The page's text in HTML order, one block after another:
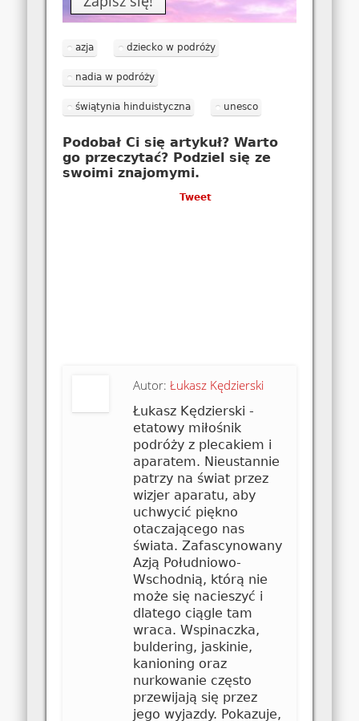
azja dziecko w podróży
nadia w podróży
świątynia hinduistyczna unesco
Podobał Ci się artykuł? Warto
go przeczytać? Podziel się ze
swoimi znajomymi.
Tweet
Autor:Łukasz Kędzierski
Łukasz Kędzierski -
etatowy miłośnik
podróży z plecakiem i
aparatem. Nieustannie
patrzy na świat przez
wizjer aparatu, aby
uchwycić piękno
otaczającego nas
świata. Zafascynowany
Azją Południowo-
Wschodnią, którą nie
może się nacieszyć i
dlatego ciągle tam
wraca. Wspinaczka,
buldering, jaskinie,
kanioning oraz
nurkowanie często
przewijają się przez
jego wyjazdy. Pokazuje,